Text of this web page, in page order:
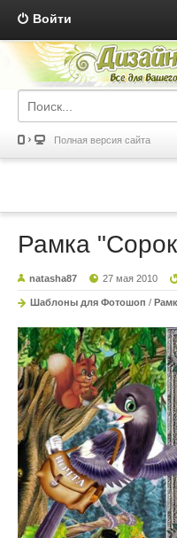
Войти
Полная версия сайта
Рамка
natasha87 27 мая 2010
Шаблоны для Фотошоп /